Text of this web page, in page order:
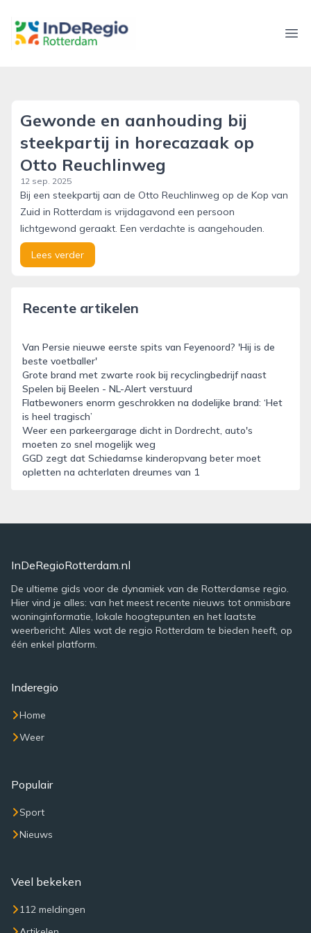
inderegiorotterdam.nl
Gewonde en aanhouding bij
steekpartij in horecazaak op
Otto Reuchlinweg
12 sep. 2025
Bij een steekpartij aan de Otto Reuchlinweg op de Kop van
Zuid in Rotterdam is vrijdagavond een persoon
lichtgewond geraakt. Een verdachte is aangehouden.
Lees verder
Recente artikelen
Van Persie nieuwe eerste spits van Feyenoord? 'Hij is de
beste voetballer'
Grote brand met zwarte rook bij recyclingbedrijf naast
Spelen bij Beelen - NL-Alert verstuurd
Flatbewoners enorm geschrokken na dodelijke brand: ‘Het
is heel tragisch’
Weer een parkeergarage dicht in Dordrecht, auto's
moeten zo snel mogelijk weg
GGD zegt dat Schiedamse kinderopvang beter moet
opletten na achterlaten dreumes van 1
InDeRegioRotterdam.nl
De ultieme gids voor de dynamiek van de Rotterdamse regio.
Hier vind je alles: van het meest recente nieuws tot onmisbare
woninginformatie, lokale hoogtepunten en het laatste
weerbericht. Alles wat de regio Rotterdam te bieden heeft, op
één enkel platform.
Inderegio
Home
Weer
Populair
Sport
Nieuws
Veel bekeken
112 meldingen